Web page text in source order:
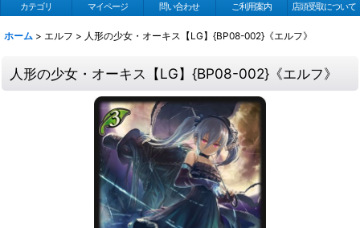
カテゴリ マイページ 問い合わせ ご利用案内 店頭受取について
ホーム > エルフ > 人形の少女・オーキス【LG】{BP08-002}《エルフ》
人形の少女・オーキス【LG】{BP08-002}《エルフ》